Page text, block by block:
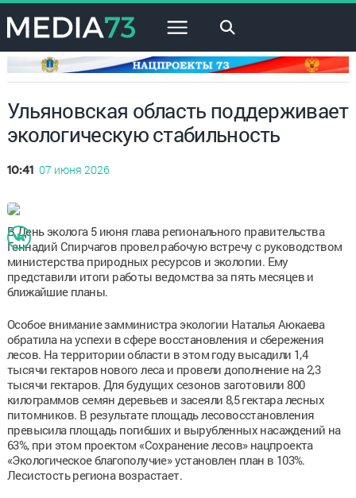
×
Ульяновская область поддерживает
экологическую стабильность
10:41 07 июня 2026
В День эколога 5 июня глава регионального правительства
Геннадий Спирчагов провел рабочую встречу с руководством
министерства природных ресурсов и экологии. Ему
представили итоги работы ведомства за пять месяцев и
ближайшие планы.
Особое внимание замминистра экологии Наталья Аюкаева
обратила на успехи в сфере восстановления и сбережения
лесов. На территории области в этом году высадили 1,4
тысячи гектаров нового леса и провели дополнение на 2,3
тысячи гектаров. Для будущих сезонов заготовили 800
килограммов семян деревьев и засеяли 8,5 гектара лесных
питомников. В результате площадь лесовосстановления
превысила площадь погибших и вырубленных насаждений на
63%, при этом проектом «Сохранение лесов» нацпроекта
«Экологическое благополучие» установлен план в 103%.
Лесистость региона возрастает.